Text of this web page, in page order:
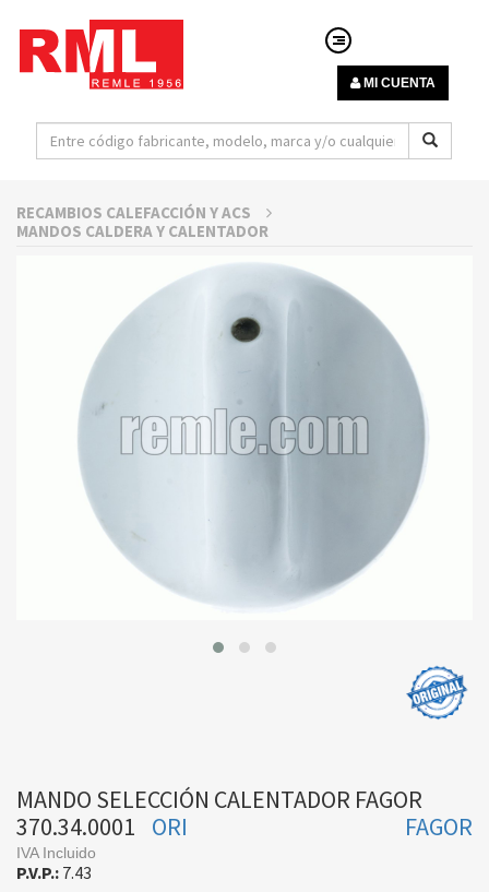
MI CUENTA
RECAMBIOS CALEFACCIÓN Y ACS
MANDOS CALDERA Y CALENTADOR
MANDO SELECCIÓN CALENTADOR FAGOR
370.34.0001
FAGOR
ORI
IVA Incluido
P.V.P.: 7.43